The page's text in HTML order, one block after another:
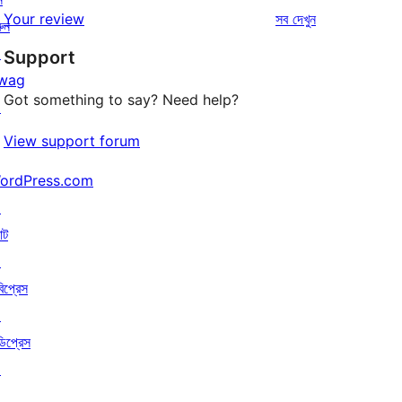
রিভিউ
স্টার
রিভিউ
Your review সবরিভিউ
দেখুন
Support
Got something to say? Need help?
View support forum